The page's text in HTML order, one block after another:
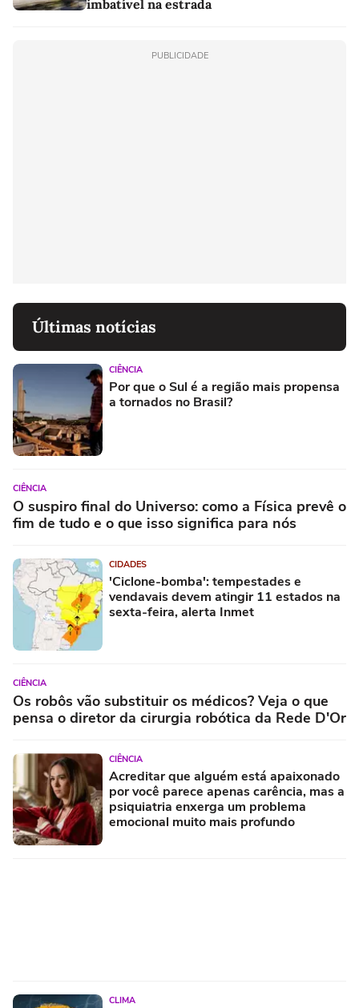
imbatível na estrada
PUBLICIDADE
Últimas notícias
CIÊNCIA
Por que o Sul é a região mais propensa
a tornados no Brasil?
CIÊNCIA
O suspiro final do Universo: como a Física prevê o
fim de tudo e o que isso significa para nós
CIDADES
'Ciclone-bomba': tempestades e
vendavais devem atingir 11 estados na
sexta-feira, alerta Inmet
CIÊNCIA
Os robôs vão substituir os médicos? Veja o que
pensa o diretor da cirurgia robótica da Rede D'Or
CIÊNCIA
Acreditar que alguém está apaixonado
por você parece apenas carência, mas a
psiquiatria enxerga um problema
emocional muito mais profundo
CLIMA